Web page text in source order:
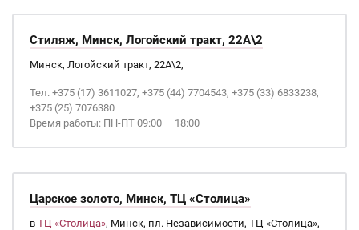
Стиляж, Минск, Логойский тракт, 22А\2
Минск, Логойский тракт, 22А\2,
Тел. +375 (17) 3611027, +375 (44) 7704543, +375 (33) 6833238,
+375 (25) 7076380
Время работы: ПН-ПТ 09:00 — 18:00
Царское золото, Минск, ТЦ «Столица»
в ТЦ «Столица», Минск, пл. Независимости, ТЦ «Столица»,